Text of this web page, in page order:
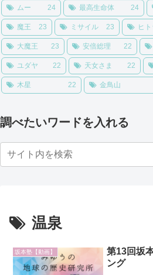
ムー 24 最高生命体 24
魔王 23 ミサイル 23 ヒ
大魔王 23 安倍総理 22
ユダヤ 22 天女さま 22
木星 22 金鳥山
調べたいワードを入れる
温泉
坂本塾【動画】
第13回坂
ング